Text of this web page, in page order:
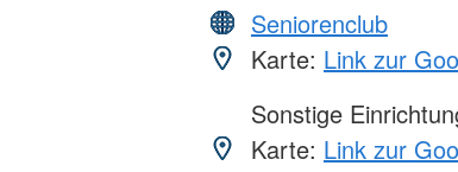
Seniorenclub
Karte: Link zur
Sonstige
Karte: Link zur